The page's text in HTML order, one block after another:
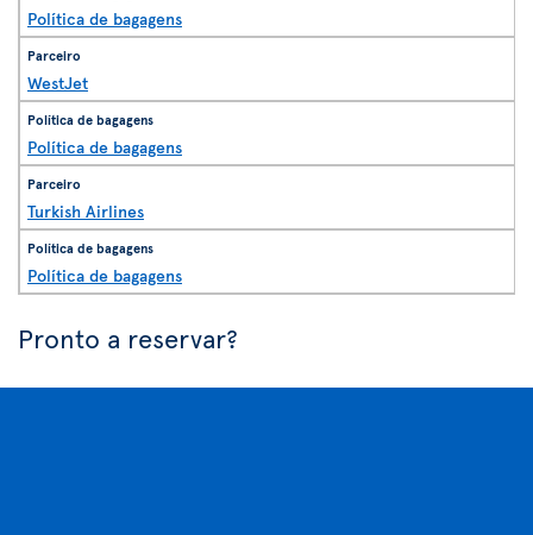
Política de bagagens
WestJet
Política de bagagens
Turkish Airlines
Política de bagagens
Pronto a reservar?